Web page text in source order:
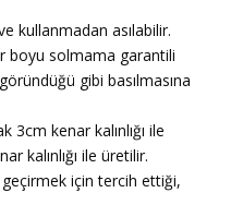
kullanmadan asılabilir.
boyu solmama garantili
gibi basılmasına
kenar kalınlığı ile
kalınlığı ile üretilir.
için tercih ettiği,